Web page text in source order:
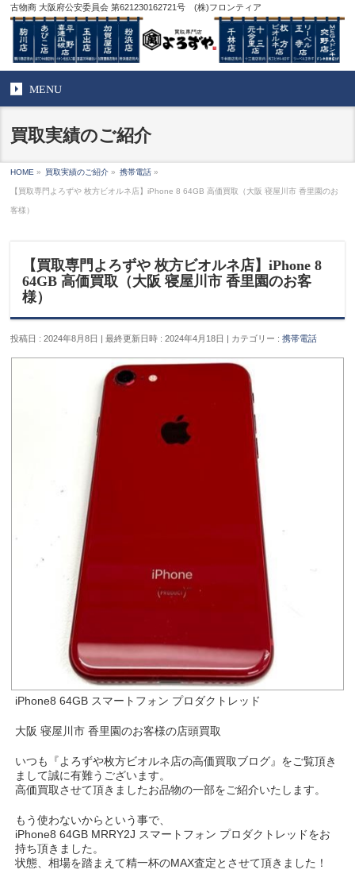
古物商 大阪府公安委員会 第621230162721号 (株)フロンティア
MENU
買取実績のご紹介
HOME » 買取実績のご紹介 » 携帯電話 »
【買取専門よろずや 枚方ビオルネ店】iPhone 8 64GB 高価買取（大阪 寝屋川市 香里園のお
客様）
【買取専門よろずや 枚方ビオルネ店】iPhone 8
64GB 高価買取（大阪 寝屋川市 香里園のお客
様）
投稿日 : 2024年8月8日 最終更新日時 : 2024年4月18日 カテゴリー :携帯電話
iPhone8 64GB スマートフォン プロダクトレッド
大阪 寝屋川市 香里園のお客様の店頭買取
いつも『よろずや枚方ビオルネ店の高価買取ブログ』をご覧頂き
まして誠に有難うございます。
高価買取させて頂きましたお品物の一部をご紹介いたします。
もう使わないからという事で、
iPhone8 64GB MRRY2J スマートフォン プロダクトレッドをお
持ち頂きました。
状態、相場を踏まえて精一杯のMAX査定とさせて頂きました！